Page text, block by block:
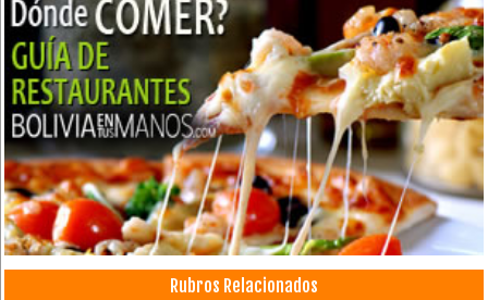
Rubros Relacionados